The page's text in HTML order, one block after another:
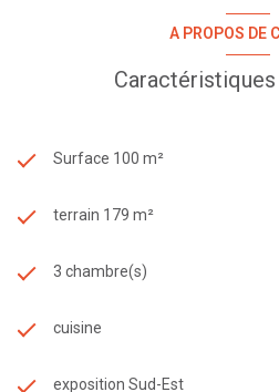
A PROPOS DE
Surface 100 m²
terrain 179 m²
3 chambre(s)
cuisine
exposition Sud-Est